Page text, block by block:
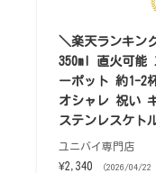
＼楽天ランキン
350ml 直火可能
ーポット 約1-2
オシャレ 祝い
ステンレスケト
ユニバイ専門店
¥2,340
（2026/04/